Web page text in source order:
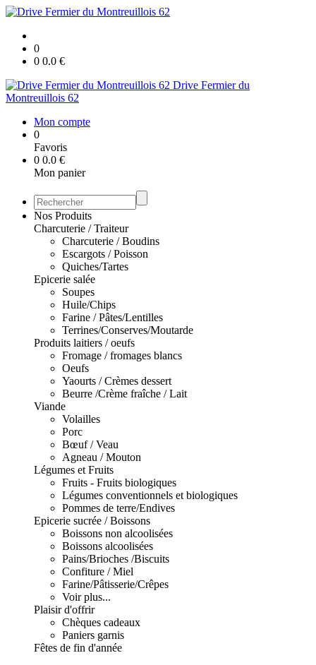
0
0 0.0 €
Drive Fermier du
Montreuillois 62
Mon compte
0
Favoris
0 0.0 €
Mon panier
Nos Produits
Charcuterie / Traiteur
Charcuterie / Boudins
Escargots / Poisson
Quiches/Tartes
Epicerie salée
Soupes
Huile/Chips
Farine / Pâtes/Lentilles
Terrines/Conserves/Moutarde
Produits laitiers / oeufs
Fromage / fromages blancs
Oeufs
Yaourts / Crèmes dessert
Beurre /Crème fraîche / Lait
Viande
Volailles
Porc
Bœuf / Veau
Agneau / Mouton
Légumes et Fruits
Fruits - Fruits biologiques
Légumes conventionnels et biologiques
Pommes de terre/Endives
Epicerie sucrée / Boissons
Boissons non alcoolisées
Boissons alcoolisées
Pains/Brioches /Biscuits
Confiture / Miel
Farine/Pâtisserie/Crêpes
Voir plus...
Plaisir d'offrir
Chèques cadeaux
Paniers garnis
Fêtes de fin d'année